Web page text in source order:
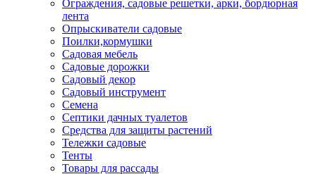
Ограждения, садовые решетки, арки, бордюрная
лента
Опрыскиватели садовые
Поилки,кормушки
Садовая мебель
Садовые дорожки
Садовый декор
Садовый инструмент
Семена
Септики дачных туалетов
Средства для защиты растений
Тележки садовые
Тенты
Товары для рассады